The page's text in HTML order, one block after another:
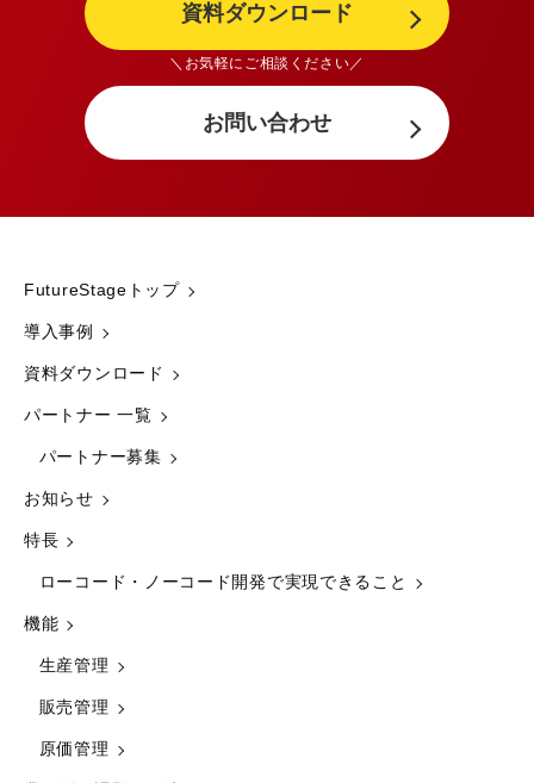
資料ダウンロード
＼お気軽にご相談ください／
お問い合わせ
FutureStageトップ
導入事例
資料ダウンロード
パートナー 一覧
パートナー募集
お知らせ
特長
ローコード・ノーコード開発で実現できること
機能
生産管理
販売管理
原価管理